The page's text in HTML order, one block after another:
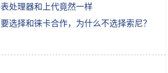
处理器和上代竟然一样
选择和徕卡合作，为什么不选择索尼？